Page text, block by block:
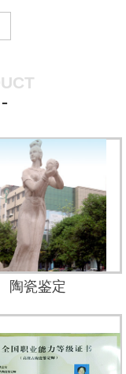
用艺术家敏锐的
情，转化为生命
陶瓷鉴定